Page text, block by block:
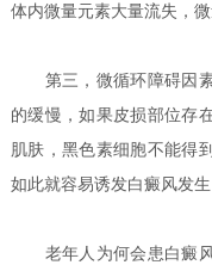
体内微量元素大量流失，
第三，微循环障碍因素
的缓慢，如果皮损部位存
肌肤，黑色素细胞不能得
如此就容易诱发白癜风发生
老年人为何会患白癜